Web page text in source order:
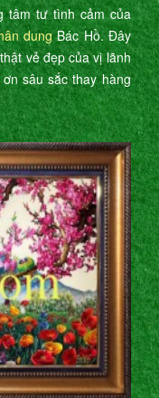
tâm tư tình cảm của
dungBác Hồ. Đây
vẻ đẹp của vị lãnh
sâu sắc thay hàng